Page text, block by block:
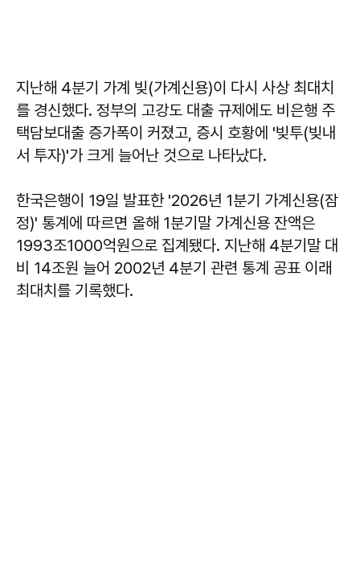
지난해 4분기 가계 빚(가계신용)이 다시 사상 최대치
를 경신했다. 정부의 고강도 대출 규제에도 비은행 주
택담보대출 증가폭이 커졌고, 증시 호황에 '빚투(빚내
서 투자)'가 크게 늘어난 것으로 나타났다.
한국은행이 19일 발표한 '2026년 1분기 가계신용(잠
정)' 통계에 따르면 올해 1분기말 가계신용 잔액은
1993조1000억원으로 집계됐다. 지난해 4분기말 대
비 14조원 늘어 2002년 4분기 관련 통계 공표 이래
최대치를 기록했다.